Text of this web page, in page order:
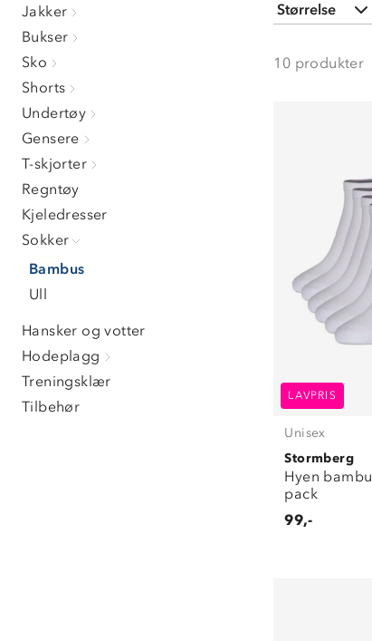
Jakker
Bukser
Sko
Shorts
Undertøy
Gensere
T-skjorter
Regntøy
Kjeledresser
Sokker
Bambus
Ull
Hansker og votter
Hodeplagg
Treningsklær
Tilbehør
Størrelse
34/36 (4
10 produkter
LAVPRIS
Unisex
Stormberg
Hyen
pack
99,-